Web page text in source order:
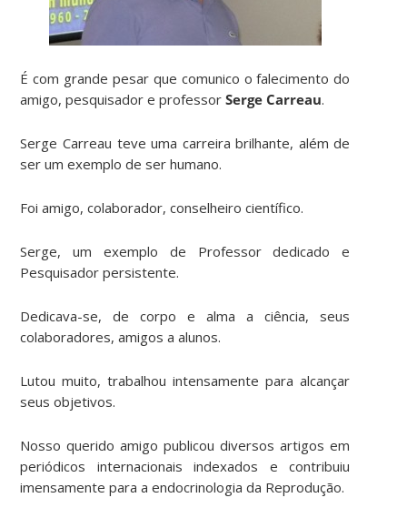
É com grande pesar que comunico o falecimento do
amigo, pesquisador e professorSerge Carreau.
Serge Carreau teve uma carreira brilhante, além de
ser um exemplo de ser humano.
Foi amigo, colaborador, conselheiro científico.
Serge, um exemplo de Professor dedicado e
Pesquisador persistente.
Dedicava-se, de corpo e alma a ciência, seus
colaboradores, amigos a alunos.
Lutou muito, trabalhou intensamente para alcançar
seus objetivos.
Nosso querido amigo publicou diversos artigos em
periódicos internacionais indexados e contribuiu
imensamente para a endocrinologia da Reprodução.